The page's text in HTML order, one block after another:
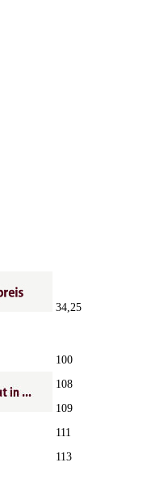
34,25
100
108
109
111
113